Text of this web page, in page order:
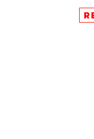
มียอดขายเฉลี่ยต่อร้าน
ขายเฉลี่ยของร้านเดิม